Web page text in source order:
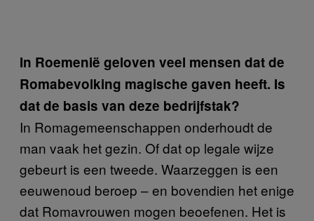
In Roemenië geloven veel mensen dat de
Romabevolking magische gaven heeft. Is
dat de basis van deze bedrijfstak?
In Romagemeenschappen onderhoudt de
man vaak het gezin. Of dat op legale wijze
gebeurt is een tweede. Waarzeggen is een
eeuwenoud beroep – en bovendien het enige
dat Romavrouwen mogen beoefenen. Het is